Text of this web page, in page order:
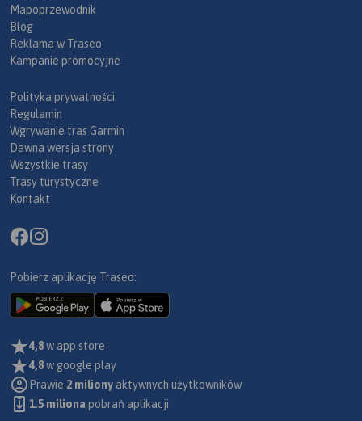
Mapoprzewodnik
Blog
Reklama w Traseo
Kampanie promocyjne
Polityka prywatności
Regulamin
Wgrywanie tras Garmin
Dawna wersja strony
Wszystkie trasy
Trasy turystyczne
Kontakt
Pobierz aplikację Traseo:
4,8w app store
4,8w google play
Prawie 2 miliony aktywnych użytkowników
1.5 miliona pobrań aplikacji